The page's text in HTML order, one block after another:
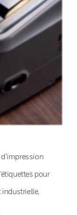
pour